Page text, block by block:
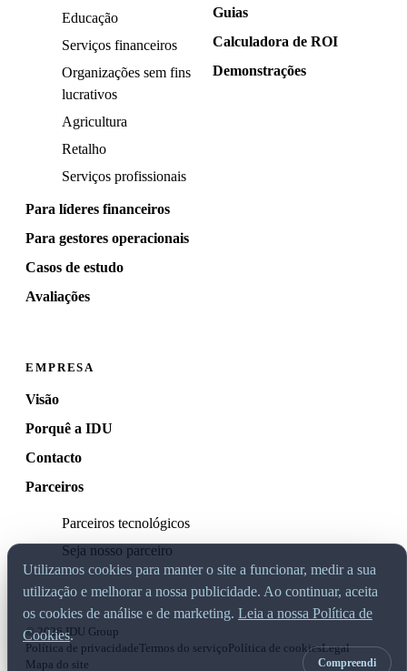
Educação
Serviços financeiros
Organizações sem fins
lucrativos
Agricultura
Retalho
Serviços profissionais
Para líderes financeiros
Para gestores operacionais
Casos de estudo
Avaliações
Guias
Calculadora de ROI
Demonstrações
EMPRESA
Visão
Porquê a IDU
Contacto
Parceiros
Parceiros tecnológicos
Seja nosso parceiro
© 2026 IDU Group
Política de privacidadeTermos do serviço Política de cookiesLegal
Mapa do site
Utilizamos cookies para manter o site a funcionar, medir a sua
utilização e melhorar a nossa publicidade. Ao continuar, aceita
os cookies de análise e de marketing. Leia a nossa Política de
Cookies.
Compreendi